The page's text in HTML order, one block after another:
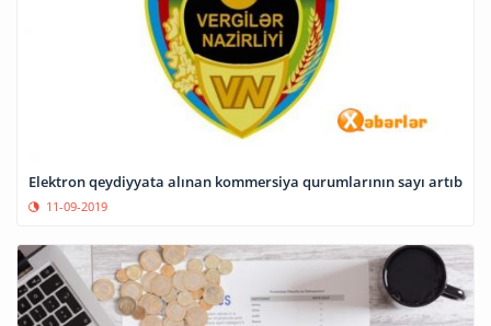
Elektron qeydiyyata alınan kommersiya qurumlarının sayı artıb
11-09-2019